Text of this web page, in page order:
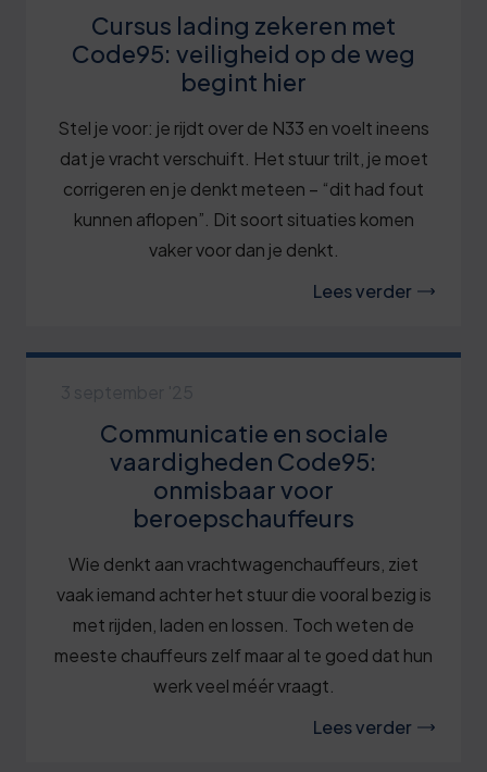
Cursus lading zekeren met
Code95: veiligheid op de weg
begint hier
Stel je voor: je rijdt over de N33 en voelt ineens
dat je vracht verschuift. Het stuur trilt, je moet
corrigeren en je denkt meteen – “dit had fout
kunnen aflopen”. Dit soort situaties komen
vaker voor dan je denkt.
Lees verder
Communicatie en sociale
vaardigheden Code95:
onmisbaar voor
beroepschauffeurs
Wie denkt aan vrachtwagenchauffeurs, ziet
vaak iemand achter het stuur die vooral bezig is
met rijden, laden en lossen. Toch weten de
meeste chauffeurs zelf maar al te goed dat hun
werk veel méér vraagt.
Lees verder